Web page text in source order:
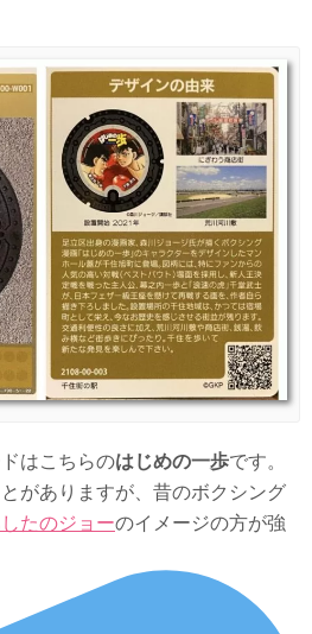
はこちらのはじめの一歩です。
がありますが、昔のボクシング
たのジョーのイメージの方が強